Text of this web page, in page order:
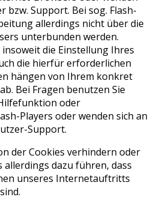
bzw. Support. Bei sog. Flash-
allerdings nicht über die
unterbunden werden.
die Einstellung Ihres
die hierfür erforderlichen
hängen von Ihrem konkret
Bei Fragen benutzen Sie
oder
Players oder wenden sich an
Support.
der Cookies verhindern oder
allerdings dazu führen, dass
unseres Internetauftritts